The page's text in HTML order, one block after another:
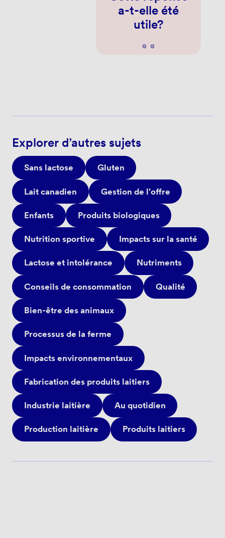
a-t-elle été
utile?
Explorer d’autres sujets
Sans lactose Gluten
Lait canadien Gestion de l'offre
Enfants Produits biologiques
Nutrition sportive Impacts sur la santé
Lactose et intolérance Nutriments
Conseils de consommation Qualité
Bien-être des animaux
Processus de la ferme
Impacts environnementaux
Fabrication des produits laitiers
Industrie laitière Au quotidien
Production laitière Produits laitiers